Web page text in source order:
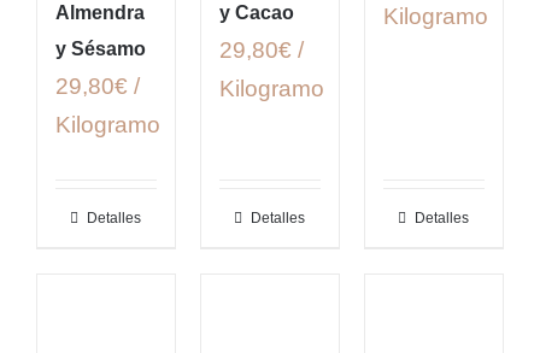
Almendra
y Sésamo
29,80€ /
Kilogramo
Detalles
y Cacao
29,80€ /
Kilogramo
Detalles
Kilogramo
Detalles